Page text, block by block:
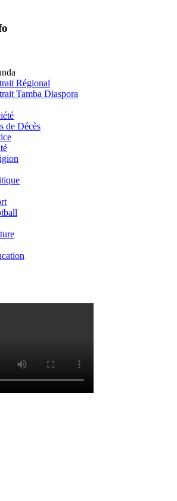
Régional
Tamba Diaspora
de Décès